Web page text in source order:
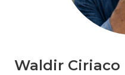
Waldir Ciriaco